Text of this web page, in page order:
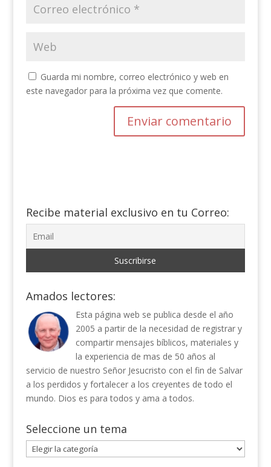
Guarda mi nombre, correo electrónico y web en
este navegador para la próxima vez que comente.
Recibe material exclusivo en tu Correo:
Amados lectores:
Esta página web se publica desde el año
2005 a partir de la necesidad de registrar y
compartir mensajes bíblicos, materiales y
la experiencia de mas de 50 años al
servicio de nuestro Señor Jesucristo con el fin de Salvar
a los perdidos y fortalecer a los creyentes de todo el
mundo. Dios es para todos y ama a todos.
Seleccione un tema
Seleccione
un